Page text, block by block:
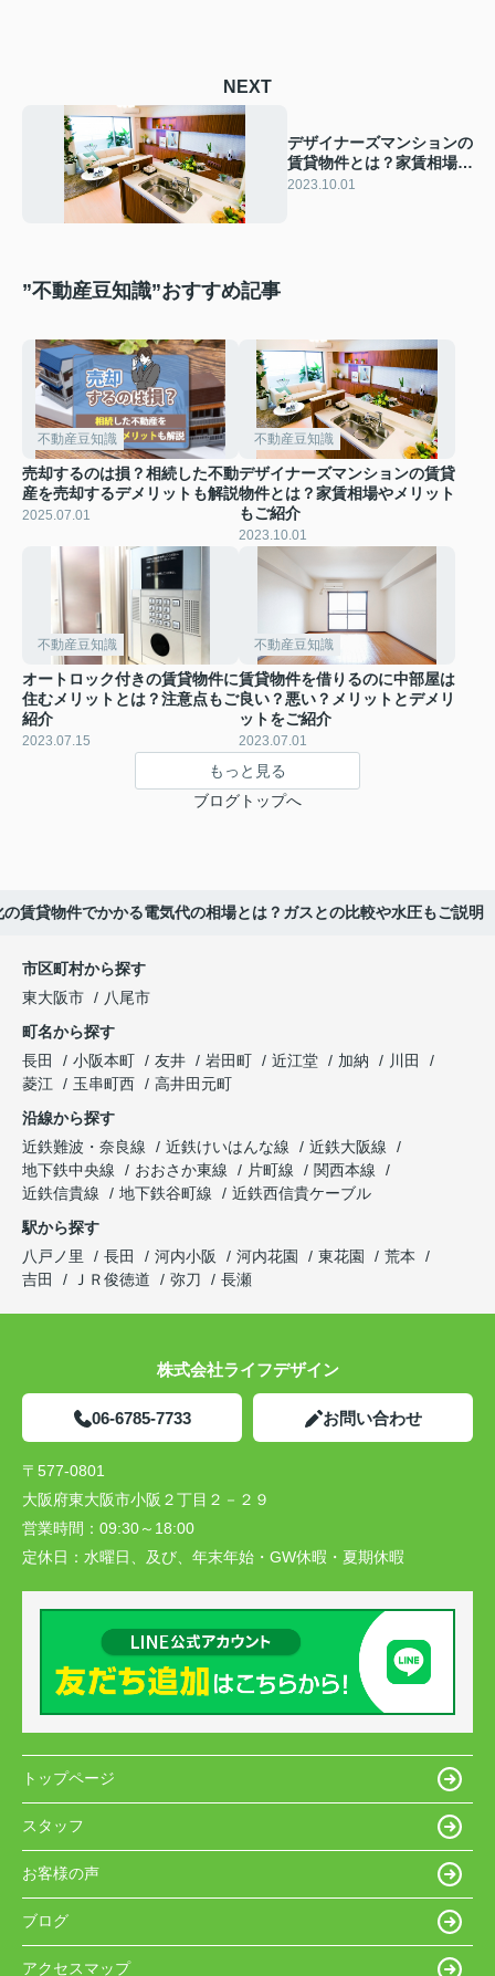
NEXT
デザイナーズマンションの
賃貸物件とは？家賃相場や
メリットもご紹介
2023.10.01
”不動産豆知識”おすすめ記事
不動産豆知識
売却するのは損？相続した不動
産を売却するデメリットも解説
2025.07.01
不動産豆知識
デザイナーズマンションの賃貸
物件とは？家賃相場やメリット
もご紹介
2023.10.01
不動産豆知識
オートロック付きの賃貸物件に
住むメリットとは？注意点もご
紹介
2023.07.15
不動産豆知識
賃貸物件を借りるのに中部屋は
良い？悪い？メリットとデメリ
ットをご紹介
2023.07.01
もっと見る
ブログトップへ
賃貸物件でかかる電気代の相場とは？ガスとの比較や水圧もご説明
市区町村から探す
東大阪市
八尾市
町名から探す
長田
小阪本町 友井 岩田町 近江堂 加納
川田
菱江
玉串町西
高井田元町
沿線から探す
近鉄難波・奈良線
近鉄けいはんな線
近鉄大阪線
地下鉄中央線
おおさか東線 片町線
関西本線
近鉄信貴線
地下鉄谷町線
近鉄西信貴ケーブル
駅から探す
八戸ノ里
長田 河内小阪 河内花園 東花園
荒本
吉田
ＪＲ俊徳道 弥刀 長瀬
株式会社ライフデザイン
06-6785-7733 お問い合わせ
〒577-0801
大阪府東大阪市小阪２丁目２－２９
営業時間： 09:30～18:00
定休日： 水曜日、及び、年末年始・GW休暇・夏期休暇
トップページ
スタッフ
お客様の声
ブログ
アクセスマップ